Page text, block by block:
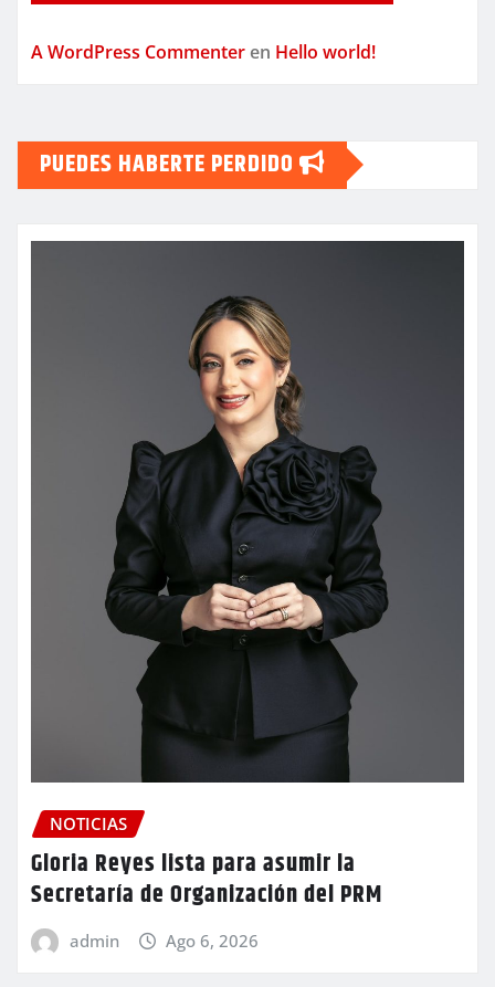
A WordPress Commenter en Hello world!
PUEDES HABERTE PERDIDO
NOTICIAS
Gloria Reyes lista para asumir la
Secretaría de Organización del PRM
admin Ago 6, 2026